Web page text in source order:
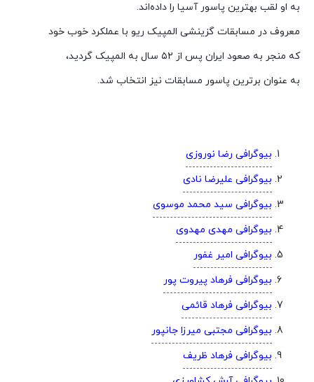
به او لقب بهترین پاسور آسیا را داده‌اند.
معروف در مسابقات گزینشی المپیک ریو با عملکرد خوب خود
که منجر به صعود ایران پس از ۵۲ سال به المپیک گردید،
به عنوان برترین پاسور مسابقات نیز انتخاب شد.
بیوگرافی رضا نوروزی
بیوگرافی علیرضا نادی
بیوگرافی سید محمد موسوی
بیوگرافی مهدی مهدوی
بیوگرافی امیر غفور
بیوگرافی فرهاد پیروت پور
بیوگرافی فرهاد قائمی
بیوگرافی مجتبی میرزا جانپور
بیوگرافی فرهاد ظریف